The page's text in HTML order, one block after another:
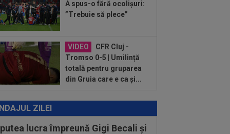
Barcelona, 180 de milioane de
pentru Rodri!
A spus-o fără ocolișuri:
”Trebuie să plece”
VIDEO
CFR Cluj -
Tromso 0-5 | Umilință
totală pentru gruparea
din Gruia care e ca și...
ZILEI
lucra împreună Gigi Becali și